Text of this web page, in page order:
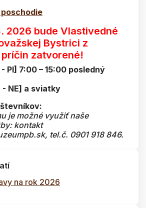
poschodie
2026 bude Vlastivedné
Bystrici z
zatvorené!
PI] 7:00 – 15:00 posledný
NE] a sviatky
je možné využiť naše
kontakt
tel.č. 0901 918 846.
na rok 2026